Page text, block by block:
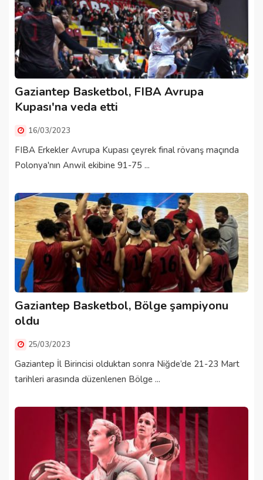
Gaziantep Basketbol, FIBA Avrupa
Kupası'na veda etti
16/03/2023
FIBA Erkekler Avrupa Kupası çeyrek final rövanş maçında
Polonya'nın Anwil ekibine 91-75 ...
Gaziantep Basketbol, Bölge şampiyonu
oldu
25/03/2023
Gaziantep İl Birincisi olduktan sonra Niğde’de 21-23 Mart
tarihleri arasında düzenlenen Bölge ...